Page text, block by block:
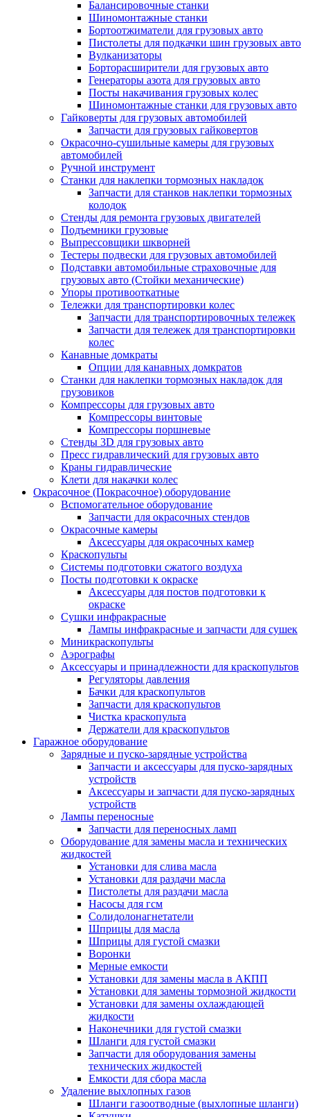
Балансировочные станки
Шиномонтажные станки
Бортоотжиматели для грузовых авто
Пистолеты для подкачки шин грузовых авто
Вулканизаторы
Борторасширители для грузовых авто
Генераторы азота для грузовых авто
Посты накачивания грузовых колес
Шиномонтажные станки для грузовых авто
Гайковерты для грузовых автомобилей
Запчасти для грузовых гайковертов
Окрасочно-сушильные камеры для грузовых
автомобилей
Ручной инструмент
Станки для наклепки тормозных накладок
Запчасти для станков наклепки тормозных
колодок
Стенды для ремонта грузовых двигателей
Подъемники грузовые
Выпрессовщики шкворней
Тестеры подвески для грузовых автомобилей
Подставки автомобильные страховочные для
грузовых авто (Стойки механические)
Упоры противооткатные
Тележки для транспортировки колес
Запчасти для транспортировочных тележек
Запчасти для тележек для транспортировки
колес
Канавные домкраты
Опции для канавных домкратов
Станки для наклепки тормозных накладок для
грузовиков
Компрессоры для грузовых авто
Компрессоры винтовые
Компрессоры поршневые
Стенды 3D для грузовых авто
Пресс гидравлический для грузовых авто
Краны гидравлические
Клети для накачки колес
Окрасочное (Покрасочное) оборудование
Вспомогательное оборудование
Запчасти для окрасочных стендов
Окрасочные камеры
Аксессуары для окрасочных камер
Краскопульты
Системы подготовки сжатого воздуха
Посты подготовки к окраске
Аксессуары для постов подготовки к
окраске
Сушки инфракрасные
Лампы инфракрасные и запчасти для сушек
Миникраскопульты
Аэрографы
Аксессуары и принадлежности для краскопультов
Регуляторы давления
Бачки для краскопультов
Запчасти для краскопультов
Чистка краскопульта
Держатели для краскопультов
Гаражное оборудование
Зарядные и пуско-зарядные устройства
Запчасти и аксессуары для пуско-зарядных
устройств
Аксессуары и запчасти для пуско-зарядных
устройств
Лампы переносные
Запчасти для переносных ламп
Оборудование для замены масла и технических
жидкостей
Установки для слива масла
Установки для раздачи масла
Пистолеты для раздачи масла
Насосы для гсм
Солидолонагнетатели
Шприцы для масла
Шприцы для густой смазки
Воронки
Мерные емкости
Установки для замены масла в АКПП
Установки для замены тормозной жидкости
Установки для замены охлаждающей
жидкости
Наконечники для густой смазки
Шланги для густой смазки
Запчасти для оборудования замены
технических жидкостей
Емкости для сбора масла
Удаление выхлопных газов
Шланги газоотводные (выхлопные шланги)